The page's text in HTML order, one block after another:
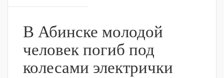
В Абинске молодой
человек погиб под
колесами электрички